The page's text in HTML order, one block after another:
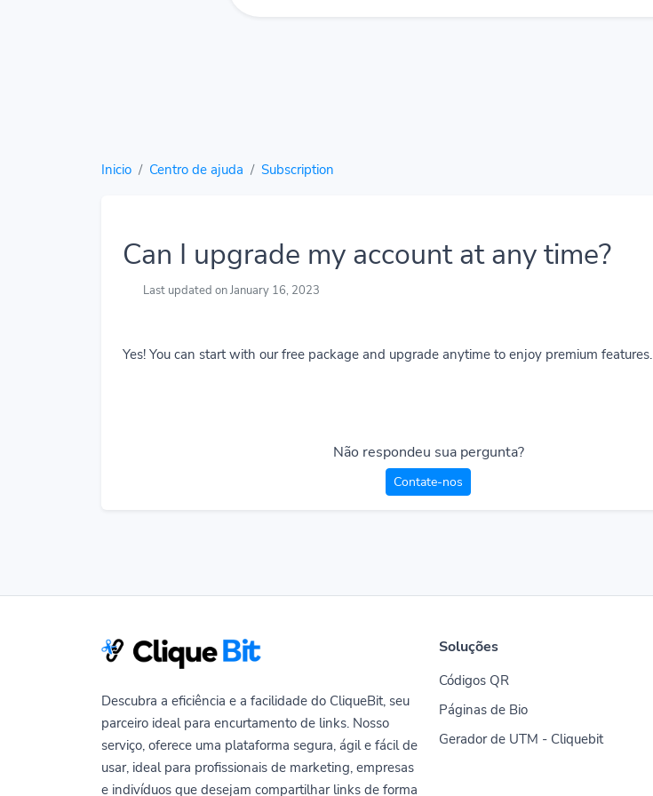
Inicio Centro de ajuda Subscription
Can I upgrade my account at any time?
Last updated on January 16, 2023
Yes! You can start with our free package and upgrade anytime to enjoy premium features.
Não respondeu sua pergunta?
Contate-nos
Descubra a eficiência e a facilidade do CliqueBit, seu
parceiro ideal para encurtamento de links. Nosso
serviço, oferece uma plataforma segura, ágil e fácil de
usar, ideal para profissionais de marketing, empresas
e indivíduos que desejam compartilhar links de forma
Soluções
Códigos QR
Páginas de Bio
Gerador de UTM - Cliquebit